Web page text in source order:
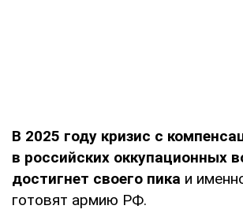
В 2025 году кризис с
в российских оккупационных
достигнет своего пика и
готовят армию РФ.